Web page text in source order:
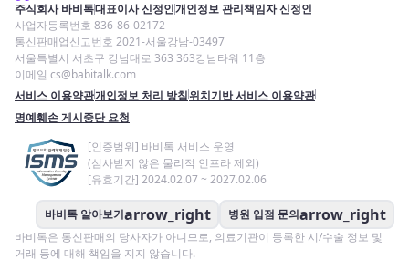
주식회사 바비톡대표이사 신정인개인정보 관리책임자 신정인
사업자등록번호 836-86-02172
통신판매업신고번호 2021-서울강남-03497
서울특별시 서초구 강남대로 363 363강남타워 11층
이메일 cs@babitalk.com
서비스 이용약관개인정보 처리 방침위치기반 서비스 이용약관
명예훼손 게시중단 요청
[인증범위] 바비톡 서비스 운영
(심사받지 않은 물리적 인프라 제외)
[유효기간] 2024.02.07 ~ 2027.02.06
바비톡 알아보기arrow_right 병원 입점 문의arrow_right
바비톡은 통신판매의 당사자가 아니므로, 의료기관이 등록한 시/수술 정보 및
거래 등에 대해 책임을 지지 않습니다.